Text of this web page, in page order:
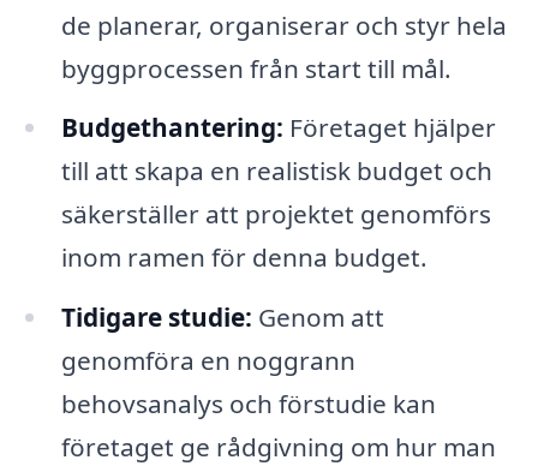
de planerar, organiserar och styr hela
byggprocessen från start till mål.
Budgethantering: Företaget hjälper
till att skapa en realistisk budget och
säkerställer att projektet genomförs
inom ramen för denna budget.
Tidigare studie: Genom att
genomföra en noggrann
behovsanalys och förstudie kan
företaget ge rådgivning om hur man